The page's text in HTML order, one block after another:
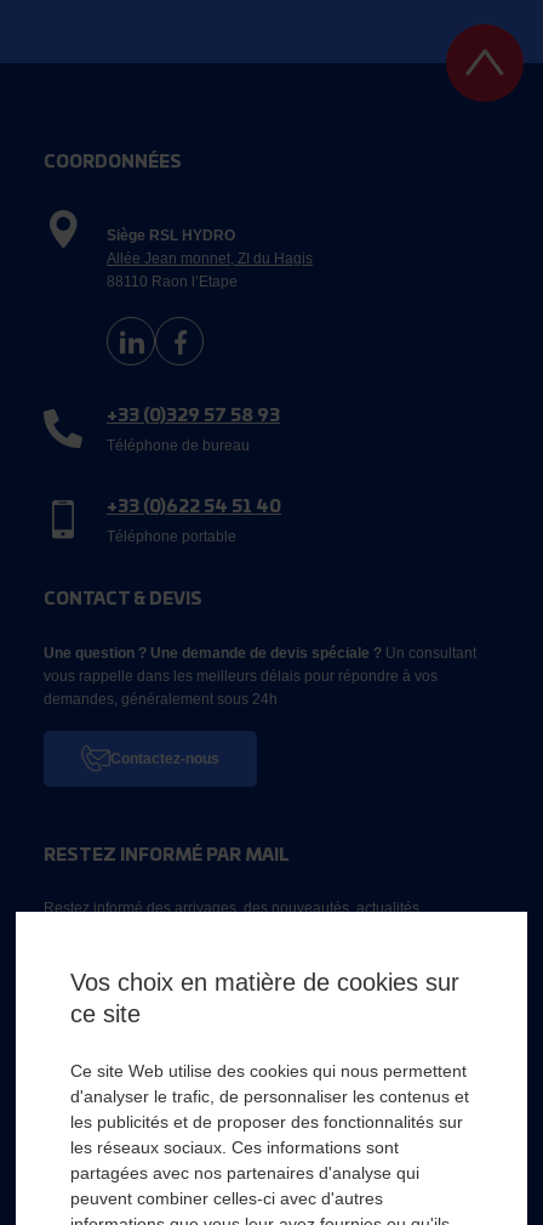
COORDONNÉES
Siège RSL HYDRO
Allée Jean monnet, ZI du Hagis
88110 Raon l’Etape
+33 (0)329 57 58 93
Téléphone de bureau
+33 (0)622 54 51 40
Téléphone portable
CONTACT & DEVIS
Une question ? Une demande de devis spéciale ? Un consultant
vous rappelle dans les meilleurs délais pour répondre à vos
demandes, généralement sous 24h
Contactez-nous
RESTEZ INFORMÉ PAR MAIL
Restez informé des arrivages, des nouveautés, actualités...
RSL HYDRO +
Vos choix en matière de cookies sur
ce site
Ce site Web utilise des cookies qui nous permettent
d'analyser le trafic, de personnaliser les contenus et
les publicités et de proposer des fonctionnalités sur
les réseaux sociaux. Ces informations sont
partagées avec nos partenaires d'analyse qui
peuvent combiner celles-ci avec d'autres